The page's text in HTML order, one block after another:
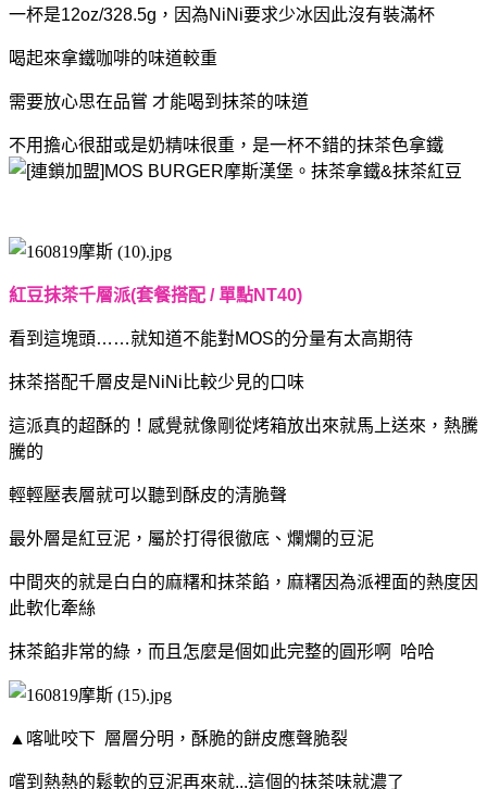
一杯是12oz/328.5g， 因為NiNi要求少冰因此沒有裝滿杯
喝起來拿鐵咖啡的味道較重
需要放心思在品嘗 才能喝到抹茶的味道
不用擔心很甜或是奶精味很重， 是一杯不錯的抹茶色拿鐵
紅豆抹茶千層派(套餐搭配 / 單點NT40)
看到這塊頭……就知道不能對MOS的分量有太高期待
抹茶搭配千層皮是NiNi比較少見的口味
這派真的超酥的！ 感覺就像剛從烤箱放出來就馬上送來， 熱騰
騰的
輕輕壓表層就可以聽到酥皮的清脆聲
最外層是紅豆泥， 屬於打得很徹底、爛爛的豆泥
中間夾的就是白白的麻糬和抹茶餡，麻糬因為派裡面的熱度因
此軟化牽絲
抹茶餡非常的綠，而且怎麼是個如此完整的圓形啊 哈哈
▲喀呲咬下 層層分明，酥脆的餅皮應聲脆裂
嚐到熱熱的鬆軟的豆泥再來就...這個的抹茶味就濃了